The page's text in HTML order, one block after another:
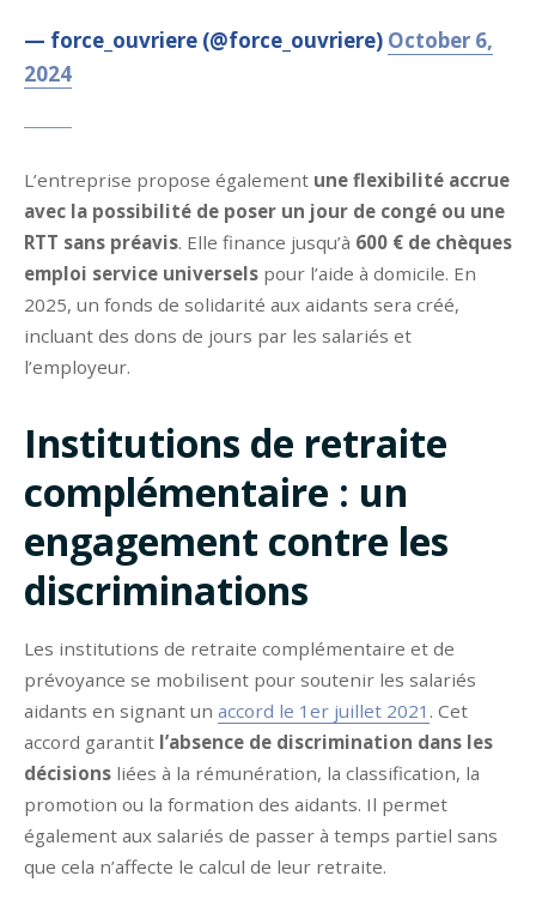
— force_ouvriere (@force_ouvriere) October 6,
2024
L’entreprise propose également une flexibilité accrue
avec la possibilité de poser un jour de congé ou une
RTT sans préavis. Elle finance jusqu’à 600 € de chèques
emploi service universels pour l’aide à domicile. En
2025, un fonds de solidarité aux aidants sera créé,
incluant des dons de jours par les salariés et
l’employeur.
Institutions de retraite
complémentaire : un
engagement contre les
discriminations
Les institutions de retraite complémentaire et de
prévoyance se mobilisent pour soutenir les salariés
aidants en signant un accord le 1er juillet 2021 . Cet
accord garantit l’absence de discrimination dans les
décisions liées à la rémunération, la classification, la
promotion ou la formation des aidants. Il permet
également aux salariés de passer à temps partiel sans
que cela n’affecte le calcul de leur retraite.